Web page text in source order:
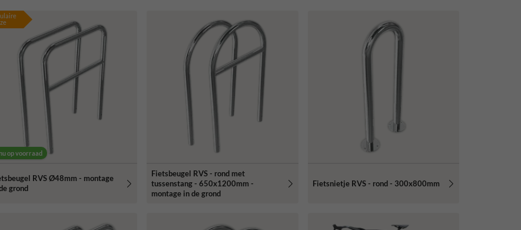
nu op voorraad
RVS Ø48mm - montage
grond
Fietsbeugel RVS - rond met
tussenstang - 650x1200mm -
montage in de grond
Fietsnietje RVS - rond - 300x800mm